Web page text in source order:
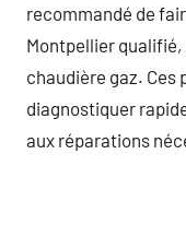
recommandé de
Montpellier qualifié,
chaudière gaz. Ces
diagnostiquer
aux réparations